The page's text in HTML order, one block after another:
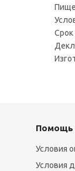
Срок
Помощь
Условия
Условия